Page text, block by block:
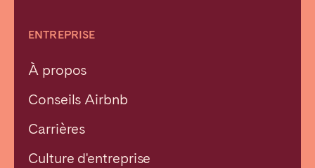
ENTREPRISE
À propos
Conseils Airbnb
Carrières
Culture d'entreprise